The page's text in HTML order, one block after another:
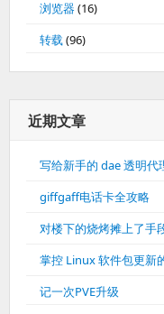
浏览器(16)
转载(96)
近期文章
写给新手的 dae 透明代
giffgaff电话卡全攻略
对楼下的烧烤摊上了手
掌控 Linux 软件包更
记一次PVE升级